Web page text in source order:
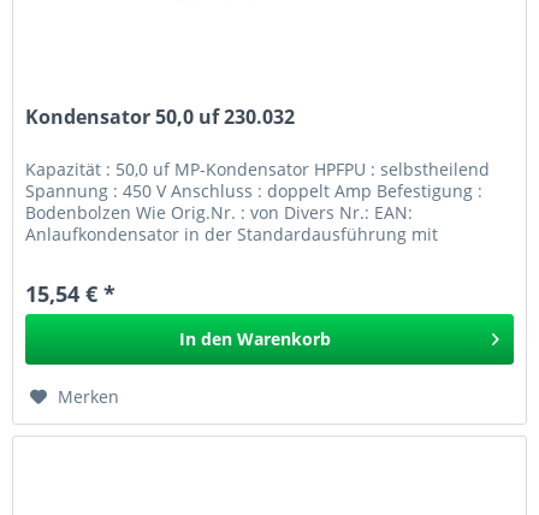
Kondensator 50,0 uf 230.032
Kapazität : 50,0 uf MP-Kondensator HPFPU : selbstheilend
Spannung : 450 V Anschluss : doppelt Amp Befestigung :
Bodenbolzen Wie Orig.Nr. : von Divers Nr.: EAN:
Anlaufkondensator in der Standardausführung mit
15,54 € *
In den Warenkorb
Merken